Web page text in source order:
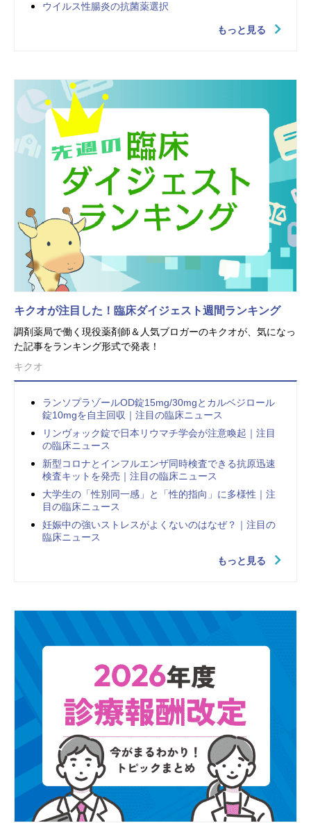
ウイルス性腸炎の抗菌薬選択
もっと見る
キクオが注目した！臨床ダイジェスト週間ランキング
調剤薬局で働く現役薬剤師＆人気ブロガーのキクオが、気になっ
た記事をランキング形式で発表！
キクオ
ランソプラゾールOD錠15mg/30mgとカルベジロール
錠10mgを自主回収｜注目の臨床ニュース
リンヴォック錠で日本リウマチ学会が注意喚起｜注目
の臨床ニュース
新型コロナとインフルエンザ同時検査できる抗原迅速
検査キットを発売｜注目の臨床ニュース
大学生の「性別同一感」と「性的指向」に多様性｜注
目の臨床ニュース
妊娠中の強いストレスがよくないのはなぜ？｜注目の
臨床ニュース
もっと見る